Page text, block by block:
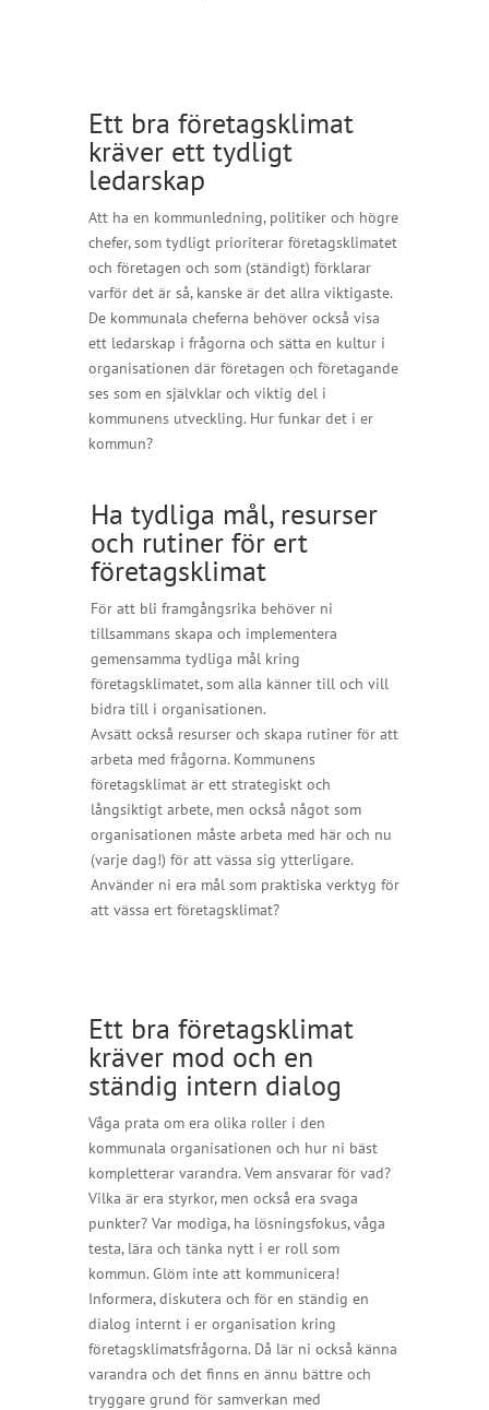
Ett bra företagsklimat
kräver ett tydligt
ledarskap
Att ha en kommunledning, politiker och högre
chefer, som tydligt prioriterar företagsklimatet
och företagen och som (ständigt) förklarar
varför det är så, kanske är det allra viktigaste.
De kommunala cheferna behöver också visa
ett ledarskap i frågorna och sätta en kultur i
organisationen där företagen och företagande
ses som en självklar och viktig del i
kommunens utveckling. Hur funkar det i er
kommun?
Ha tydliga mål, resurser
och rutiner för ert
företagsklimat
För att bli framgångsrika behöver ni
tillsammans skapa och implementera
gemensamma tydliga mål kring
företagsklimatet, som alla känner till och vill
bidra till i organisationen.
Avsätt också resurser och skapa rutiner för att
arbeta med frågorna. Kommunens
företagsklimat är ett strategiskt och
långsiktigt arbete, men också något som
organisationen måste arbeta med här och nu
(varje dag!) för att vässa sig ytterligare.
Använder ni era mål som praktiska verktyg för
att vässa ert företagsklimat?
Ett bra företagsklimat
kräver mod och en
ständig intern dialog
Våga prata om era olika roller i den
kommunala organisationen och hur ni bäst
kompletterar varandra. Vem ansvarar för vad?
Vilka är era styrkor, men också era svaga
punkter? Var modiga, ha lösningsfokus, våga
testa, lära och tänka nytt i er roll som
kommun. Glöm inte att kommunicera!
Informera, diskutera och för en ständig en
dialog internt i er organisation kring
företagsklimatsfrågorna. Då lär ni också känna
varandra och det finns en ännu bättre och
tryggare grund för samverkan med